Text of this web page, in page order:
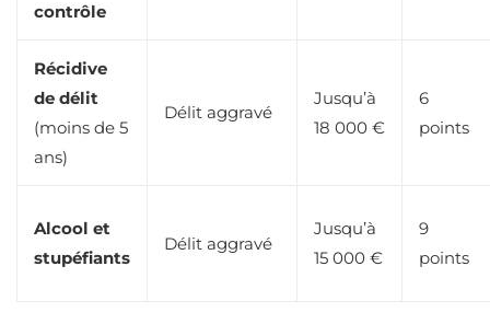
contrôle
Récidive
de délit
(moins de 5
ans)
Délit aggravé
Jusqu’à
18 000 €
6
points
Alcool et
stupéfiants
Délit aggravé
Jusqu’à
15 000 €
9
points